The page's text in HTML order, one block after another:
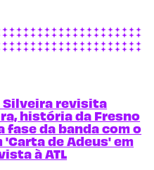
Silveira revisita
história da Fresno
fase da banda com o
'Carta de Adeus' em
à ATL